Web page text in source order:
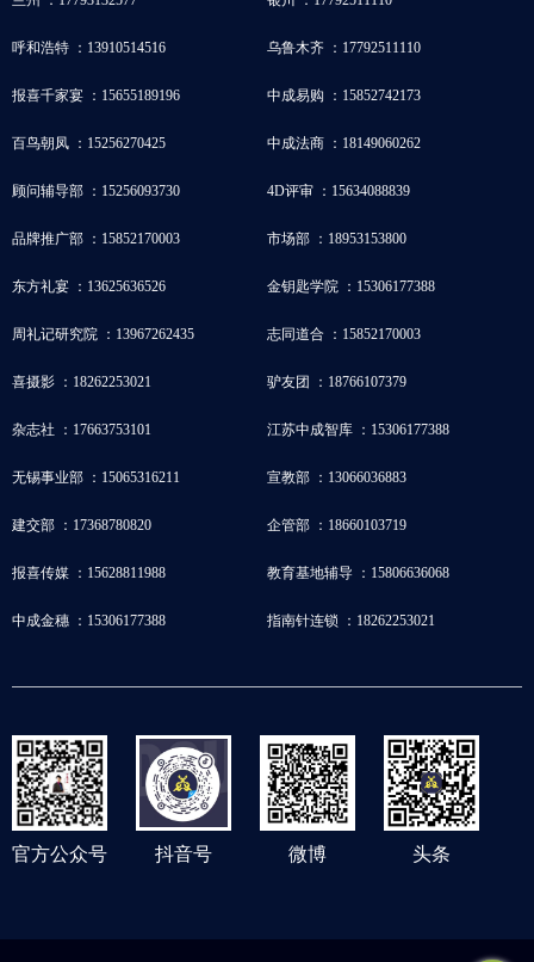
呼和浩特 ：13910514516 乌鲁木齐 ：17792511110
报喜千家宴 ：15655189196 中成易购 ：15852742173
百鸟朝凤 ：15256270425 中成法商 ：18149060262
顾问辅导部 ：15256093730 4D评审 ：15634088839
品牌推广部 ：15852170003 市场部 ：18953153800
东方礼宴 ：13625636526 金钥匙学院 ：15306177388
周礼记研究院 ：13967262435 志同道合 ：15852170003
喜摄影 ：18262253021 驴友团 ：18766107379
杂志社 ：17663753101 江苏中成智库 ：15306177388
无锡事业部 ：15065316211 宣教部 ：13066036883
建交部 ：17368780820 企管部 ：18660103719
报喜传媒 ：15628811988 教育基地辅导 ：15806636068
中成金穗 ：15306177388 指南针连锁 ：18262253021
官方公众号 抖音号 微博 头条